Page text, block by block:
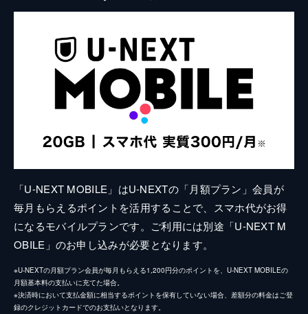
「U-NEXT MOBILE」はU-NEXTの「月額プラン」会員が
毎月もらえるポイントを活用することで、スマホ代がお得
になるモバイルプランです。ご利用には別途「U-NEXT M
OBILE」のお申し込みが必要となります。
※U-NEXTの月額プラン会員が毎月もらえる1,200円分のポイントを、U-NEXT MOBILEの
月額基本料の支払いに充てた場合。
※決済時において支払金額に相当するポイントを保有していない場合、差額分の料金はご登
録のクレジットカードでのお支払いとなります。